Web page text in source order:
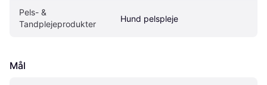
Pels- &
Tandplejeprodukter
Hund pelspleje
Mål